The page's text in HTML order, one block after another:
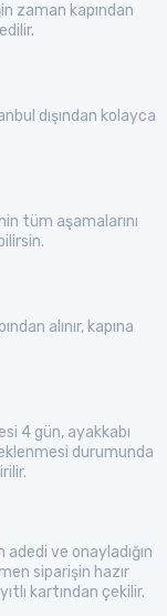
zaman kapından
dışından kolayca
tüm aşamalarını
alınır, kapına
4 gün, ayakkabı
durumunda
ve onayladığın
siparişin hazır
kartından çekilir.